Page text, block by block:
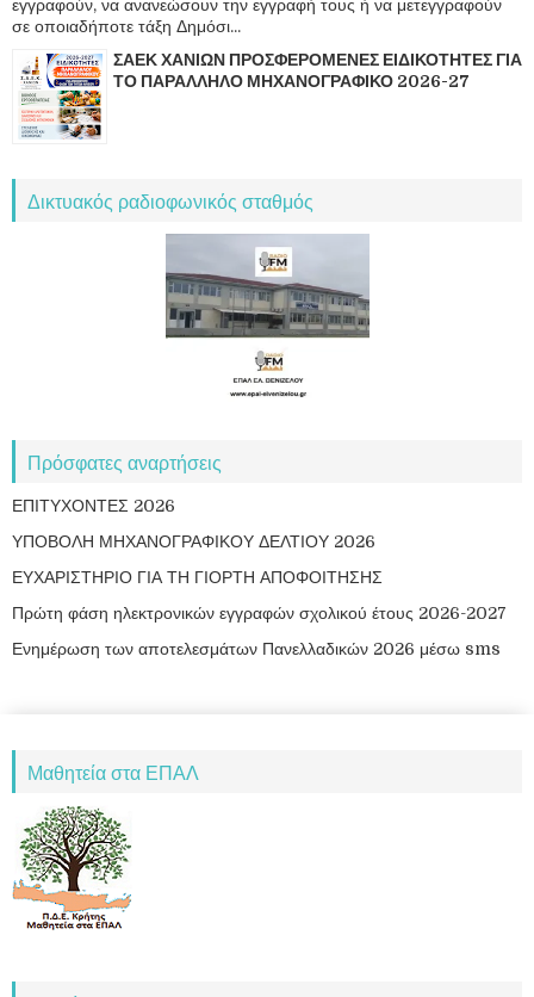
εγγραφούν, να ανανεώσουν την εγγραφή τους ή να μετεγγραφούν
σε οποιαδήποτε τάξη Δημόσι...
ΣΑΕΚ ΧΑΝΙΩΝ ΠΡΟΣΦΕΡΟΜΕΝΕΣ ΕΙΔΙΚΟΤΗΤΕΣ ΓΙΑ
ΤΟ ΠΑΡΑΛΛΗΛΟ ΜΗΧΑΝΟΓΡΑΦΙΚΟ 2026-27
Δικτυακός ραδιοφωνικός σταθμός
Πρόσφατες αναρτήσεις
ΕΠΙΤΥΧΟΝΤΕΣ 2026
ΥΠΟΒΟΛΗ ΜΗΧΑΝΟΓΡΑΦΙΚΟΥ ΔΕΛΤΙΟΥ 2026
ΕΥΧΑΡΙΣΤΗΡΙΟ ΓΙΑ ΤΗ ΓΙΟΡΤΗ ΑΠΟΦΟΙΤΗΣΗΣ
Πρώτη φάση ηλεκτρονικών εγγραφών σχολικού έτους 2026-2027
Ενημέρωση των αποτελεσμάτων Πανελλαδικών 2026 μέσω sms
Μαθητεία στα ΕΠΑΛ